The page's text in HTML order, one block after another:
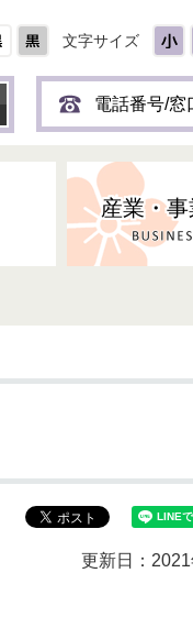
文字サイズ
電話番号/窓
産業・
更新日：2021